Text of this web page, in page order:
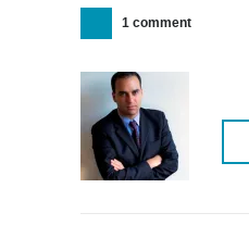
1 comment